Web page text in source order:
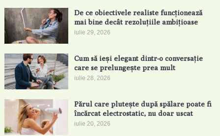
De ce obiectivele realiste funcționează
mai bine decât rezoluțiile ambițioase
iulie 29, 2026
Cum să ieși elegant dintr-o conversație
care se prelungește prea mult
iulie 28, 2026
Părul care plutește după spălare poate fi
încărcat electrostatic, nu doar uscat
iulie 20, 2026